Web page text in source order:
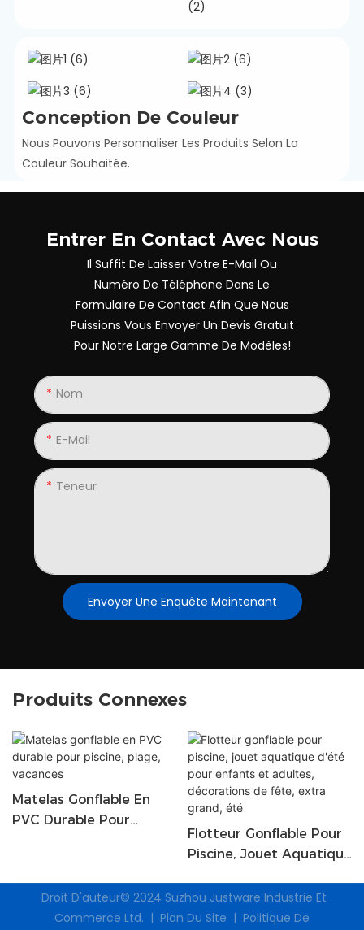
Conception De Couleur
Nous Pouvons Personnaliser Les Produits Selon La
Couleur Souhaitée.
Entrer En Contact Avec Nous
Il Suffit De Laisser Votre E-Mail Ou
Numéro De Téléphone Dans Le
Formulaire De Contact Afin Que Nous
Puissions Vous Envoyer Un Devis Gratuit
Pour Notre Large Gamme De Modèles!
Nom
E-Mail
Teneur
Envoyer Une Enquête Maintenant
Produits Connexes
Matelas Gonflable En
PVC Durable Pour
Flotteur Gonflable Pour
Piscine, Jouet Aquatique
Adultes, Décorations De
Fête, Extra Grand, Été
Droit D'auteur© 2024 Suzhou Justware Industrie Et
Commerce Ltd. | Plan Du Site | Politique De